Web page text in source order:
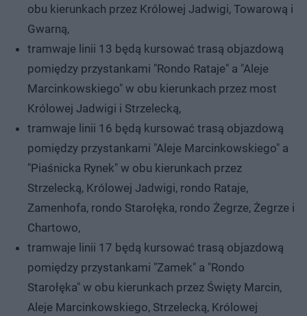
obu kierunkach przez Królowej Jadwigi, Towarową i
Gwarną,
tramwaje linii 13 będą kursować trasą objazdową
pomiędzy przystankami "Rondo Rataje" a "Aleje
Marcinkowskiego" w obu kierunkach przez most
Królowej Jadwigi i Strzelecką,
tramwaje linii 16 będą kursować trasą objazdową
pomiędzy przystankami "Aleje Marcinkowskiego" a
"Piaśnicka Rynek" w obu kierunkach przez
Strzelecką, Królowej Jadwigi, rondo Rataje,
Zamenhofa, rondo Starołęka, rondo Żegrze, Żegrze i
Chartowo,
tramwaje linii 17 będą kursować trasą objazdową
pomiędzy przystankami "Zamek" a "Rondo
Starołęka" w obu kierunkach przez Święty Marcin,
Aleje Marcinkowskiego, Strzelecką, Królowej